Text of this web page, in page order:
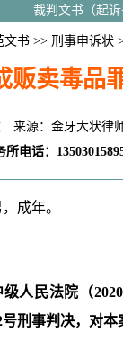
裁判文书（起诉
文书 >> 刑事申诉状
贩卖毒品
来源：金牙大状律
电话：
成年。
人民法院（
号刑事判决，对